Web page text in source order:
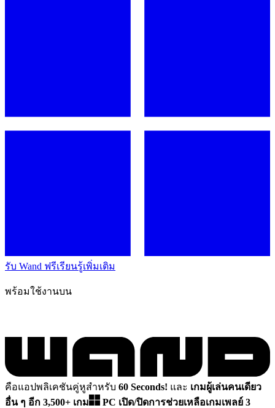
รับ Wand ฟรีเรียนรู้เพิ่มเติม
พร้อมใช้งานบน
คือแอปพลิเคชันคู่หูสำหรับ 60 Seconds! และ เกมผู้เล่นคนเดียว
อื่น ๆ อีก 3,500+ เกม
PC เปิด/ปิดการช่วยเหลือเกมเพลย์ 3